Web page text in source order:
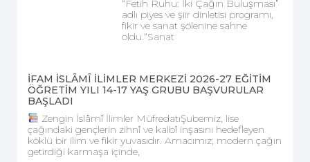
“Fetih Ruhu: İki Çağın Buluşması”
adlı piyes ve şiir dinletisi programı,
fikir ve sanat şölenine sahne
oldu.“Sanat
İFAM İSLÂMÎ İLİMLER MERKEZİ 2026-27 EĞİTİM
ÖĞRETİM YILI 14-17 YAŞ GRUBU BAŞVURULAR
BAŞLADI
Zengin İslâmî İlimler MüfredatıŞubemiz, lise
çağındaki gençlerin zihnî ve kalbî inşasını hedefleyen
köklü bir ilim ve fikir yuvasıdır. Amacımız; modern çağın
getirdiği karmaşa içinde,